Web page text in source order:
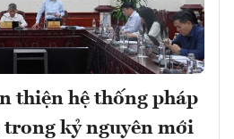
thiện hệ thống pháp
kỷ nguyên mới